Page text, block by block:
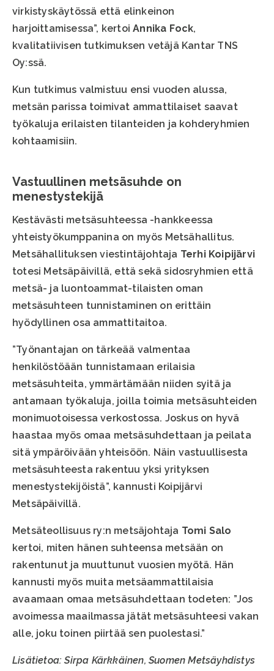
virkistyskäytössä että elinkeinon
harjoittamisessa”, kertoiAnnika Fock,
kvalitatiivisen tutkimuksen vetäjä Kantar TNS
Oy:ssä.
Kun tutkimus valmistuu ensi vuoden alussa,
metsän parissa toimivat ammattilaiset saavat
työkaluja erilaisten tilanteiden ja kohderyhmien
kohtaamisiin.
Vastuullinen metsäsuhde on
menestystekijä
Kestävästi metsäsuhteessa -hankkeessa
yhteistyökumppanina on myös Metsähallitus.
Metsähallituksen viestintäjohtaja Terhi Koipijärvi
totesi Metsäpäivillä, että sekä sidosryhmien että
metsä- ja luontoammat-tilaisten oman
metsäsuhteen tunnistaminen on erittäin
hyödyllinen osa ammattitaitoa.
”Työnantajan on tärkeää valmentaa
henkilöstöään tunnistamaan erilaisia
metsäsuhteita, ymmärtämään niiden syitä ja
antamaan työkaluja, joilla toimia metsäsuhteiden
monimuotoisessa verkostossa. Joskus on hyvä
haastaa myös omaa metsäsuhdettaan ja peilata
sitä ympäröivään yhteisöön. Näin vastuullisesta
metsäsuhteesta rakentuu yksi yrityksen
menestystekijöistä”, kannusti Koipijärvi
Metsäpäivillä.
Metsäteollisuus ry:n metsäjohtaja Tomi Salo
kertoi, miten hänen suhteensa metsään on
rakentunut ja muuttunut vuosien myötä. Hän
kannusti myös muita metsäammattilaisia
avaamaan omaa metsäsuhdettaan todeten: ”Jos
avoimessa maailmassa jätät metsäsuhteesi vakan
alle, joku toinen piirtää sen puolestasi.”
Lisätietoa: Sirpa Kärkkäinen, Suomen Metsäyhdistys